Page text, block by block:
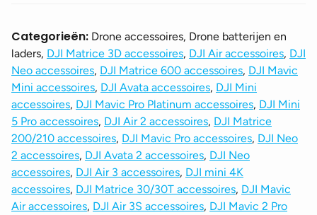
Categorieën: Drone accessoires, Drone batterijen en
laders, DJI Matrice 3D accessoires, DJI Air accessoires, DJI
Neo accessoires, DJI Matrice 600 accessoires, DJI Mavic
Mini accessoires, DJI Avata accessoires, DJI Mini
accessoires, DJI Mavic Pro Platinum accessoires, DJI Mini
5 Pro accessoires, DJI Air 2 accessoires, DJI Matrice
200/210 accessoires, DJI Mavic Pro accessoires, DJI Neo
2 accessoires, DJI Avata 2 accessoires, DJI Neo
accessoires, DJI Air 3 accessoires, DJI mini 4K
accessoires, DJI Matrice 30/30T accessoires, DJI Mavic
Air accessoires, DJI Air 3S accessoires, DJI Mavic 2 Pro